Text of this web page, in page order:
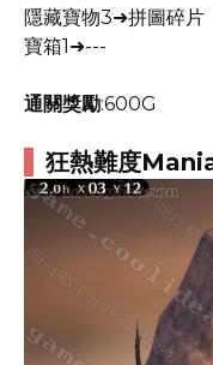
隱藏寶物3➜拼圖碎片
寶箱1➜---
通關獎勵:600G
狂熱難度